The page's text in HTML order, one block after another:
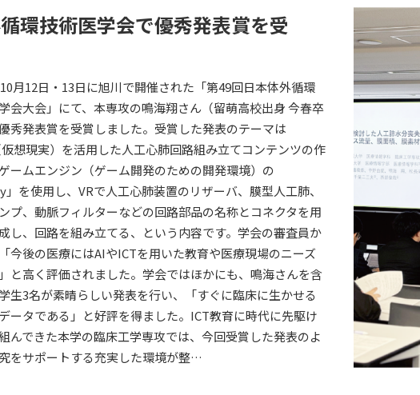
環技術医学会で優秀発表賞を受
月12日・13日に旭川で開催された「第49回日本体外循環
会大会」にて、本専攻の鳴海翔さん（留萌高校出身 今春卒
秀発表賞を受賞しました。受賞した発表のテーマは
仮想現実）を活用した人工心肺回路組み立てコンテンツの作
ームエンジン（ゲーム開発のための開発環境）の
」を使用し、VRで人工心肺装置のリザーバ、膜型人工肺、
プ、動脈フィルターなどの回路部品の名称とコネクタを用
し、回路を組み立てる、という内容です。学会の審査員か
今後の医療にはAIやICTを用いた教育や医療現場のニーズ
と高く評価されました。学会ではほかにも、鳴海さんを含
生3名が素晴らしい発表を行い、「すぐに臨床に生かせる
ータである」と好評を得ました。ICT教育に時代に先駆け
んできた本学の臨床工学専攻では、今回受賞した発表のよ
をサポートする充実した環境が整…